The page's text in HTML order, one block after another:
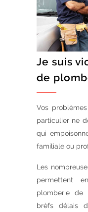
Je suis
de
Vos
particulier ne
qui
familiale ou
Les
permettent
plomberie de
brèfs délais